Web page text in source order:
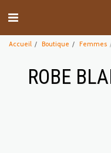
Accueil Boutique Femmes
ROBE